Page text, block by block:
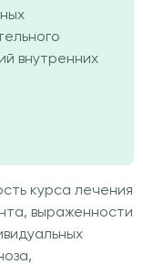
внутренних
курса лечения
выраженности